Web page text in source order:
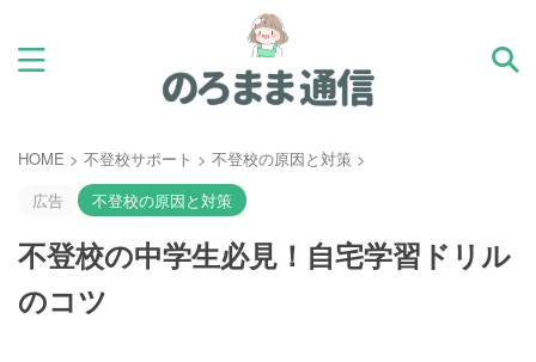
HOME > 不登校サポート > 不登校の原因と対策 >
広告
不登校の原因と対策
不登校の中学生必見！自宅学習ドリル
のコツ